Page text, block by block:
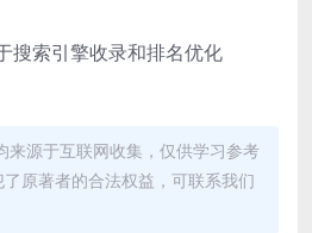
搜索引擎收录和排名优化
来源于互联网收集，仅供学习参考
原著者的合法权益，可联系我们